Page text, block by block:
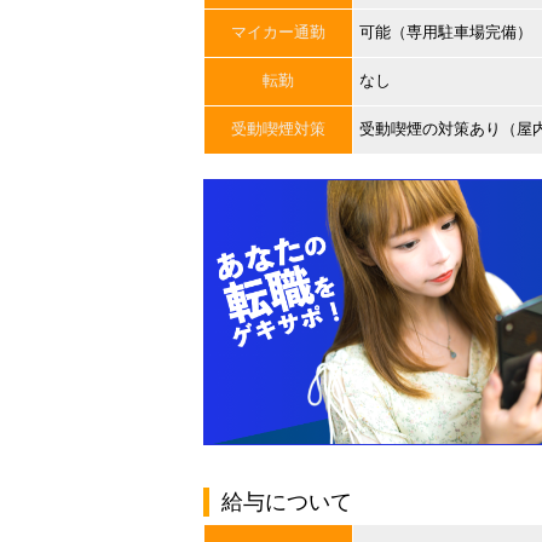
マイカー通勤 可能（専用駐車場完備）
転勤 なし
受動喫煙対策 受動喫煙の対策あり（屋
給与について